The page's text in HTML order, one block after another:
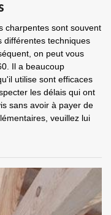
charpentes sont souvent
différentes techniques
on peut vous
Il a beaucoup
utilise sont efficaces
les délais qui ont
sans avoir à payer de
veuillez lui